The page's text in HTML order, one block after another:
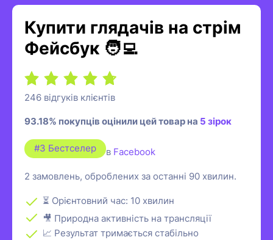
Купити глядачів на стрім
Фейсбук 🧑‍💻
246 відгуків клієнтів
93.18% покупців оцінили цей товар на 5 зірок
#3 Бестселер в Facebook
2 замовлень, оброблених за останні 90 хвилин.
⏳ Орієнтовний час: 10 хвилин
🎥 Природна активність на трансляції
📈 Результат тримається стабільно